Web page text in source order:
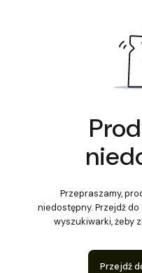
Przepraszamy,
niedostępny. Przejdź
wyszukiwarki, żeby
Przejdź